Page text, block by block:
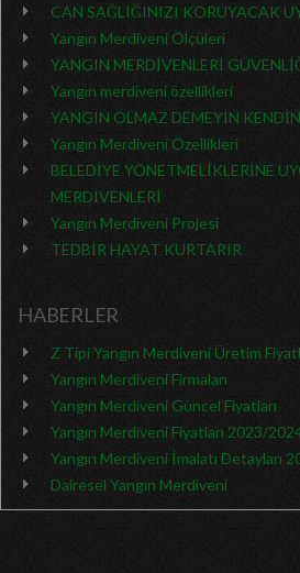
CAN SAĞLIĞINIZI KORUYACAK
Yangın Merdiveni Ölçüleri
YANGIN MERDİVENLERİ
Yangın merdiveni özellikleri
YANGIN OLMAZ DEMEYİN
Yangın Merdiveni Özellikleri
BELEDİYE YÖNETMELİKLERİNE
MERDİVENLERİ
Yangın Merdiveni Projesi
TEDBİR HAYAT KURTARIR
HABERLER
Z Tipi Yangın Merdiveni Üretim
Yangın Merdiveni Firmaları
Yangın Merdiveni Güncel Fiyatları
Yangın Merdiveni Fiyatları 2023/
Yangın Merdiveni İmalatı Detayları
Dairesel Yangın Merdiveni